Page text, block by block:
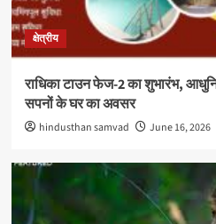
क्षेत्रीय
राधिका टाउन फेज-2 का शुभारंभ,
सपनों के घर का अवसर
hindusthan samvad June 16, 2026